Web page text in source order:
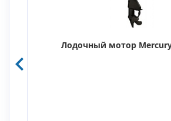
Лодочный мотор